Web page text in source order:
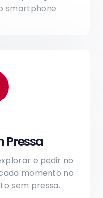
smartphone
Pressa
e pedir no
momento no
sem pressa.